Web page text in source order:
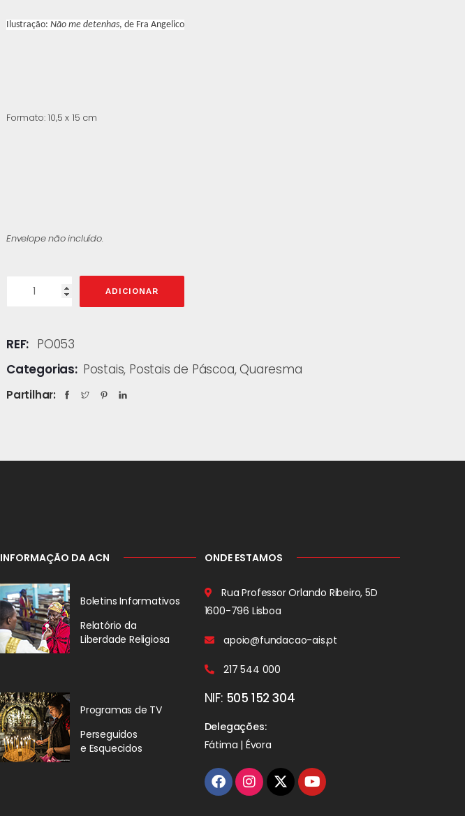
Ilustração: Não me detenhas, de Fra Angelico
Formato: 10,5 x 15 cm
Envelope não incluído.
ADICIONAR
REF: PO053
Categorias: Postais, Postais de Páscoa,Quaresma
Partilhar:
INFORMAÇÃO DA ACN
Boletins Informativos
Relatório da
Liberdade Religiosa
Programas de TV
Perseguidos
e Esquecidos
ONDE ESTAMOS
Rua Professor Orlando Ribeiro, 5D
1600-796 Lisboa
apoio@fundacao-ais.pt
217 544 000
NIF: 505 152 304
Delegações:
Fátima | Évora